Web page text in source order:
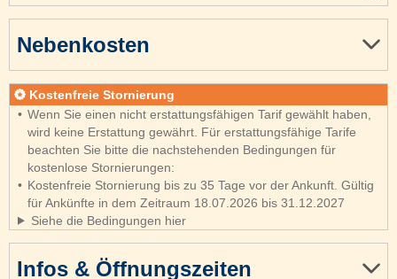
Infos & Öffnungszeiten
Nebenkosten
Kostenfreie Stornierung
Wenn Sie einen nicht erstattungsfähigen Tarif gewählt haben,
wird keine Erstattung gewährt. Für erstattungsfähige Tarife
beachten Sie bitte die nachstehenden Bedingungen für
kostenlose Stornierungen:
Kostenfreie Stornierung bis zu 35 Tage vor der Ankunft. Gültig
für Ankünfte in dem Zeitraum 18.07.2026 bis 31.12.2027
Siehe die Bedingungen hier